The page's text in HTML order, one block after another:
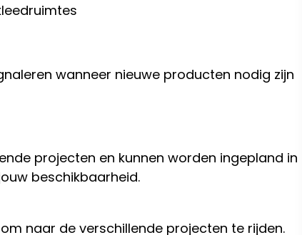
wanneer nieuwe producten nodig zijn
projecten en kunnen worden ingepland in
beschikbaarheid.
naar de verschillende projecten te rijden.